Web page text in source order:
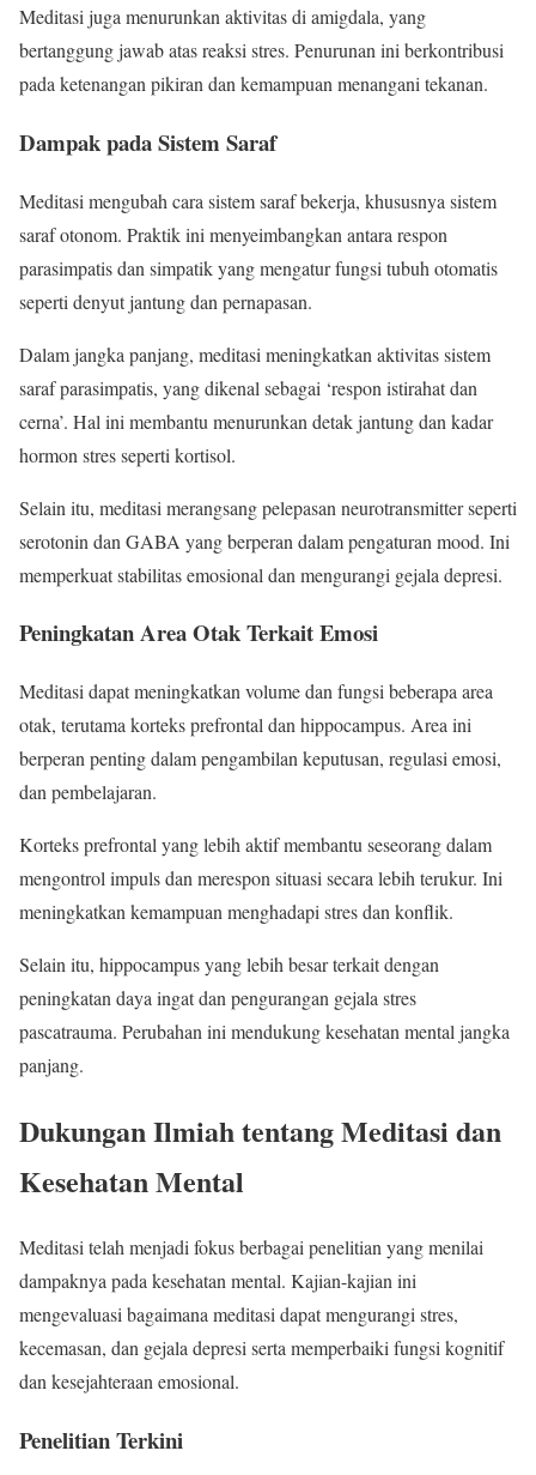
Meditasi juga menurunkan aktivitas di amigdala, yang
bertanggung jawab atas reaksi stres. Penurunan ini berkontribusi
pada ketenangan pikiran dan kemampuan menangani tekanan.
Dampak pada Sistem Saraf
Meditasi mengubah cara sistem saraf bekerja, khususnya sistem
saraf otonom. Praktik ini menyeimbangkan antara respon
parasimpatis dan simpatik yang mengatur fungsi tubuh otomatis
seperti denyut jantung dan pernapasan.
Dalam jangka panjang, meditasi meningkatkan aktivitas sistem
saraf parasimpatis, yang dikenal sebagai ‘respon istirahat dan
cerna’. Hal ini membantu menurunkan detak jantung dan kadar
hormon stres seperti kortisol.
Selain itu, meditasi merangsang pelepasan neurotransmitter seperti
serotonin dan GABA yang berperan dalam pengaturan mood. Ini
memperkuat stabilitas emosional dan mengurangi gejala depresi.
Peningkatan Area Otak Terkait Emosi
Meditasi dapat meningkatkan volume dan fungsi beberapa area
otak, terutama korteks prefrontal dan hippocampus. Area ini
berperan penting dalam pengambilan keputusan, regulasi emosi,
dan pembelajaran.
Korteks prefrontal yang lebih aktif membantu seseorang dalam
mengontrol impuls dan merespon situasi secara lebih terukur. Ini
meningkatkan kemampuan menghadapi stres dan konflik.
Selain itu, hippocampus yang lebih besar terkait dengan
peningkatan daya ingat dan pengurangan gejala stres
pascatrauma. Perubahan ini mendukung kesehatan mental jangka
panjang.
Dukungan Ilmiah tentang Meditasi dan
Kesehatan Mental
Meditasi telah menjadi fokus berbagai penelitian yang menilai
dampaknya pada kesehatan mental. Kajian-kajian ini
mengevaluasi bagaimana meditasi dapat mengurangi stres,
kecemasan, dan gejala depresi serta memperbaiki fungsi kognitif
dan kesejahteraan emosional.
Penelitian Terkini